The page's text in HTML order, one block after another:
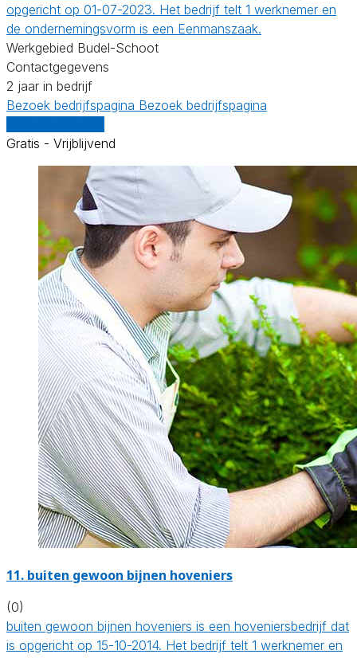
opgericht op 01-07-2023. Het bedrijf telt 1 werknemer en
de ondernemingsvorm is een Eenmanszaak.
Werkgebied Budel-Schoot
Contactgegevens
2 jaar in bedrijf
Bezoek bedrijfspagina Bezoek bedrijfspagina
Gratis - Vrijblijvend
11. buiten gewoon bijnen hoveniers
(0)
buiten gewoon bijnen hoveniers is een hoveniersbedrijf dat
is opgericht op 15-10-2014. Het bedrijf telt 1 werknemer en